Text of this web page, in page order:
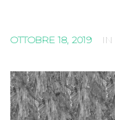
OTTOBRE 18, 2019 IN